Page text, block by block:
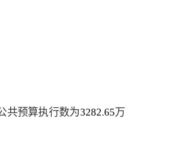
共预算执行数为3282.65万